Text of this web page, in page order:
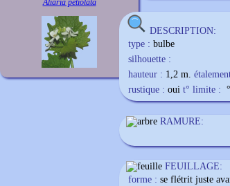
Aliaria petiolata
DESCRIPTION:
type : bulbe
silhouette :
hauteur : 1,2 m.
rustique : oui t° limite :
RAMURE:
FEUILLAGE:
forme : se flétrit juste